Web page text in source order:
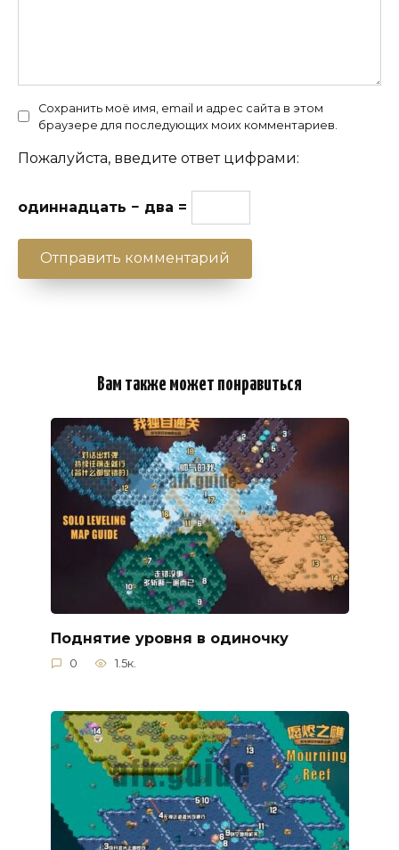
Сохранить моё имя, email и адрес сайта в этом
браузере для последующих моих комментариев.
Пожалуйста, введите ответ цифрами:
одиннадцать − два =
Вам также может понравиться
Поднятие уровня в одиночку
0 1.5к.